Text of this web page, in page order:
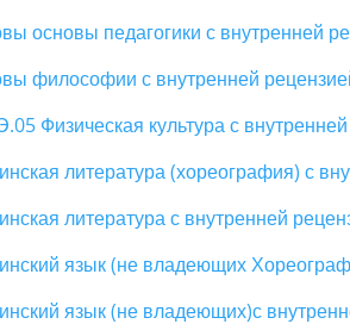
основы педагогики с внутренней
философии с внутренней
Физическая культура с
литература (хореография) с
литература с внутренней
язык (не владеющих
язык (не владеющих)с